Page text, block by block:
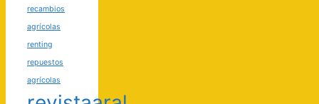
recambios
agrícolas
renting
repuestos
agrícolas